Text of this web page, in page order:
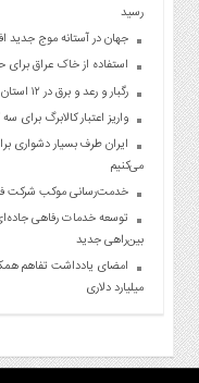
رسید
جهان در آستانه موج جدید
استفاده از خاک عراق
رگبار و رعد و برق در ۱۲ استان طی ۵ روز آینده
واریز اعتبار کالابرگ برای
ایران طرف بسیار دشواری
می‌کنیم
خدمت‌رسانی موکب شرکت
بین‌راهی جدید
میلیارد دلاری